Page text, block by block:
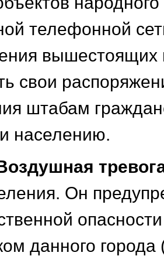
телефонной
вышестоящих
свои
штабам
населению.
Он
данного